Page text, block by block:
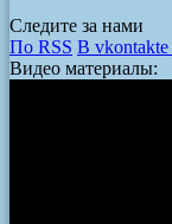
Следите за нами
По RSS В vkontakte
Видео материалы: